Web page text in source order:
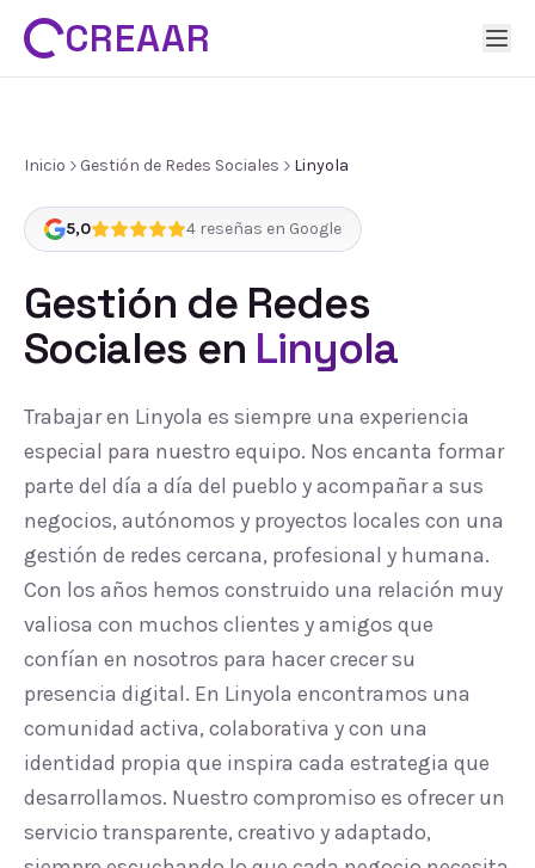
CREAAR
Inicio Gestión de Redes Sociales Linyola
5,0 4 reseñas en Google
Gestión de Redes
Sociales en Linyola
Trabajar en Linyola es siempre una experiencia
especial para nuestro equipo. Nos encanta formar
parte del día a día del pueblo y acompañar a sus
negocios, autónomos y proyectos locales con una
gestión de redes cercana, profesional y humana.
Con los años hemos construido una relación muy
valiosa con muchos clientes y amigos que
confían en nosotros para hacer crecer su
presencia digital. En Linyola encontramos una
comunidad activa, colaborativa y con una
identidad propia que inspira cada estrategia que
desarrollamos. Nuestro compromiso es ofrecer un
servicio transparente, creativo y adaptado,